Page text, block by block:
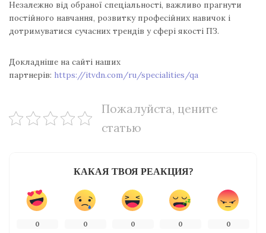
Незалежно від обраної спеціальності, важливо прагнути
постійного навчання, розвитку професійних навичок і
дотримуватися сучасних трендів у сфері якості ПЗ.
Докладніше на сайті наших
партнерів: https://itvdn.com/ru/specialities/qa
Пожалуйста, цените
статью
КАКАЯ ТВОЯ РЕАКЦИЯ?
0 0 0 0 0